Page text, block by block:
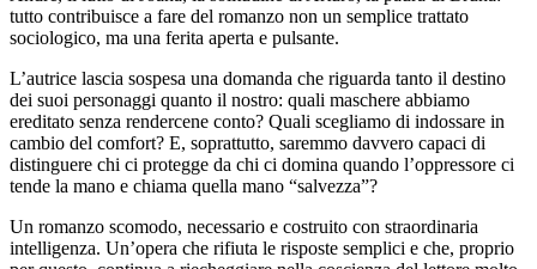
tutto contribuisce a fare del romanzo non un semplice trattato
sociologico, ma una ferita aperta e pulsante.
L’autrice lascia sospesa una domanda che riguarda tanto il destino
dei suoi personaggi quanto il nostro: quali maschere abbiamo
ereditato senza rendercene conto? Quali scegliamo di indossare in
cambio del comfort? E, soprattutto, saremmo davvero capaci di
distinguere chi ci protegge da chi ci domina quando l’oppressore ci
tende la mano e chiama quella mano “salvezza”?
Un romanzo scomodo, necessario e costruito con straordinaria
intelligenza. Un’opera che rifiuta le risposte semplici e che, proprio